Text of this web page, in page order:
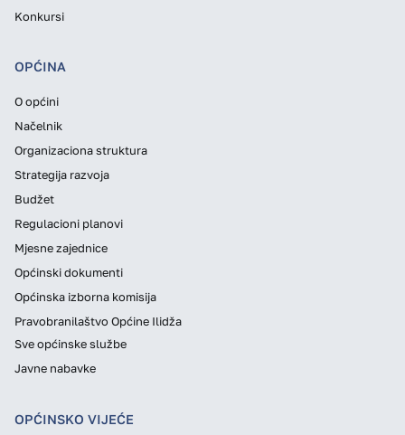
Konkursi
OPĆINA
O općini
Načelnik
Organizaciona struktura
Strategija razvoja
Budžet
Regulacioni planovi
Mjesne zajednice
Općinski dokumenti
Općinska izborna komisija
Pravobranilaštvo Općine Ilidža
Sve općinske službe
Javne nabavke
OPĆINSKO VIJEĆE